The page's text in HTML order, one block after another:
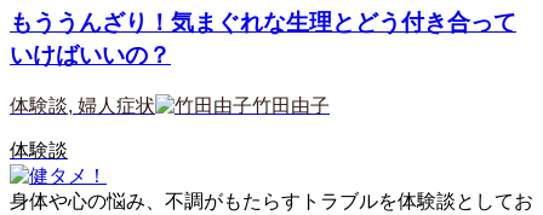
もううんざり！気まぐれな生理とどう付き合って
いけばいいの？
体験談, 婦人症状 竹田由子
体験談
身体や心の悩み、不調がもたらすトラブルを体験談としてお